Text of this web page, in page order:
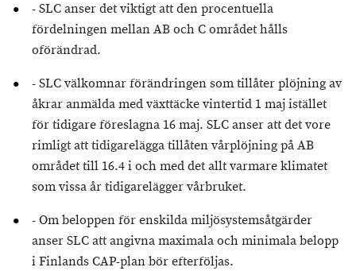
- SLC anser det viktigt att den procentuella
fördelningen mellan AB och C området hålls
oförändrad.
- SLC välkomnar förändringen som tillåter plöjning av
åkrar anmälda med växttäcke vintertid 1 maj istället
för tidigare föreslagna 16 maj. SLC anser att det vore
rimligt att tidigarelägga tillåten vårplöjning på AB
området till 16.4 i och med det allt varmare klimatet
som vissa år tidigarelägger vårbruket.
- Om beloppen för enskilda miljösystemsåtgärder
anser SLC att angivna maximala och minimala belopp
i Finlands CAP-plan bör efterföljas.